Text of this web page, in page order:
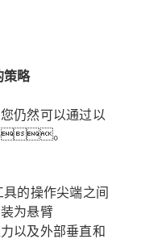
策略
仍然可以通过以
。
的操作尖端之间
为悬臂
以及外部垂直和